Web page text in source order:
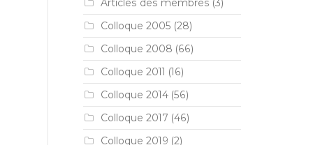
Articles des membres (3)
Colloque 2005 (28)
Colloque 2008 (66)
Colloque 2011 (16)
Colloque 2014(56)
Colloque 2017 (46)
Colloque 2019 (2)